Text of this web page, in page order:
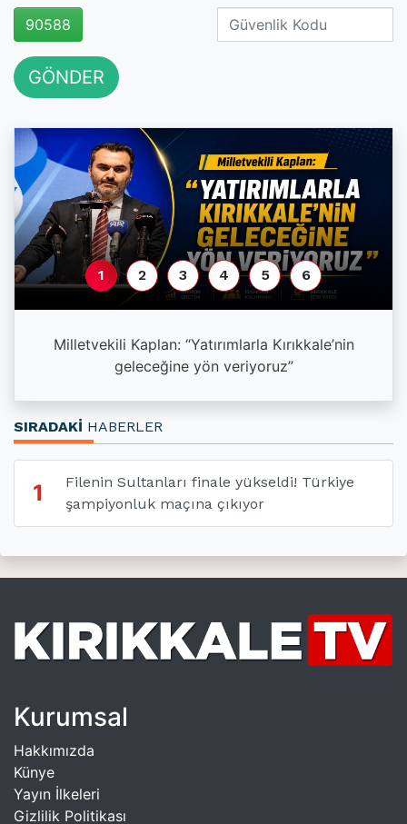
90588
GÖNDER
Milletvekili Kaplan: “Yatırımlarla Kırıkkale’nin
geleceğine yön veriyoruz”
1 2 3 4 5 6
SIRADAKİ HABERLER
1
Filenin Sultanları finale yükseldi! Türkiye
şampiyonluk maçına çıkıyor
Kurumsal
Hakkımızda
Künye
Yayın İlkeleri
Gizlilik Politikası